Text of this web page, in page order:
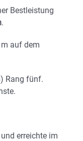
Bestleistung
.
auf dem
Rang fünf.
erreichte im